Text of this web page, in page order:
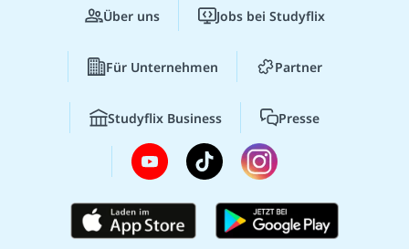
Über uns Jobs bei Studyflix
Für Unternehmen Partner
Studyflix Business Presse